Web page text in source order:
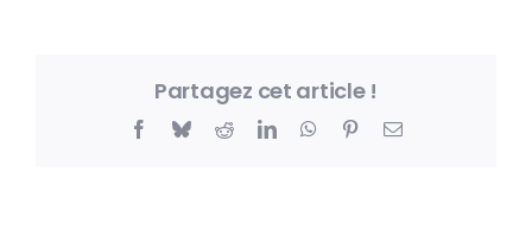
Partagez cet article !
Facebook
BlueskyRedditLinkedInWhatsApp
PinterestEmail